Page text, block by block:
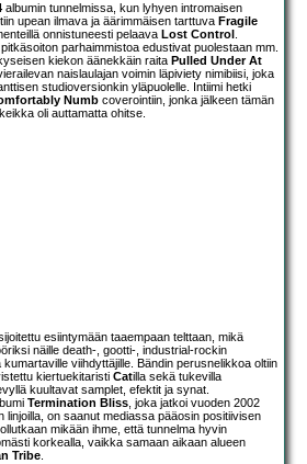
albumin tunnelmissa, kun lyhyen intromaisen
upean ilmava ja äärimmäisen tarttuva Fragile
onnistuneesti pelaava Lost Control .
parhaimmistoa edustivat puolestaan mm.
kiekon äänekkäin raita Pulled Under At
naislaulajan voimin läpiviety nimibiisi, joka
studioversionkin yläpuolelle. Intiimi hetki
Numb coverointiin, jonka jälkeen tämän
oli auttamatta ohitse.
esiintymään taaempaan telttaan, mikä
näille death-, gootti-, industrial-rockin
viihdyttäjille. Bändin perusnelikkoa oltiin
kiertuekitaristi Catilla sekä tukevilla
kuultavat samplet, efektit ja synat.
Termination Bliss, joka jatkoi vuoden 2002
linjoilla, on saanut mediassa pääosin positiivisen
mikään ihme, että tunnelma hyvin
korkealla, vaikka samaan aikaan alueen
Tribe.